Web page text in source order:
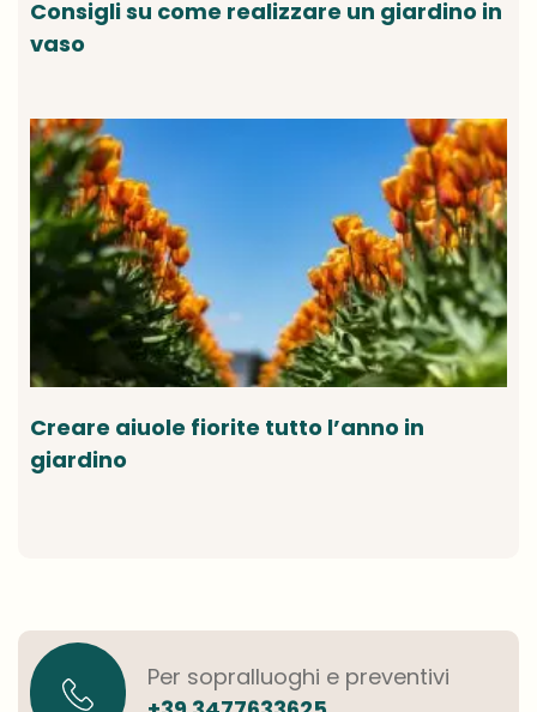
Consigli su come realizzare un giardino in
vaso
Creare aiuole fiorite tutto l’anno in
giardino
Per sopralluoghi e preventivi